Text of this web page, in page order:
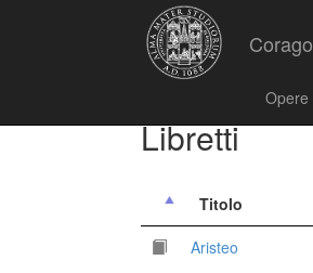
Corago
Opere
Libretti
Titolo
Aristeo